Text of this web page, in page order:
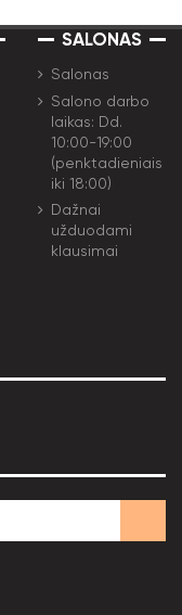
SALONAS
Salonas
Salono darbo
laikas: Dd.
10:00-19:00
(penktadieniais
iki 18:00)
Dažnai
užduodami
klausimai